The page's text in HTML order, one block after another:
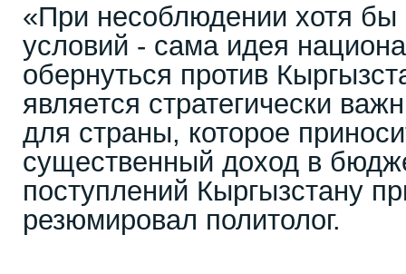
«При несоблюдении хотя бы
условий - сама идея
обернуться против
является стратегически
для страны, которое
существенный доход в
поступлений Кыргызстану
резюмировал политолог.